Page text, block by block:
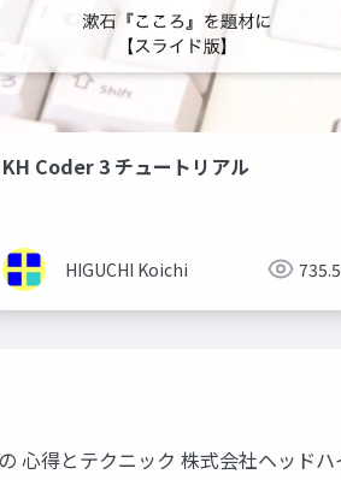
KH Coder 3 チュートリアル
HIGUCHI Koichi
心得とテクニック 株式会社ヘッドハ